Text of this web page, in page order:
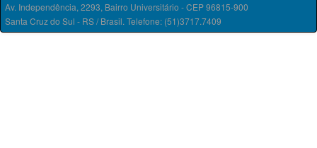
Av. Independência, 2293, Bairro Universitário - CEP 96815-900
Santa Cruz do Sul - RS / Brasil. Telefone: (51)3717.7409